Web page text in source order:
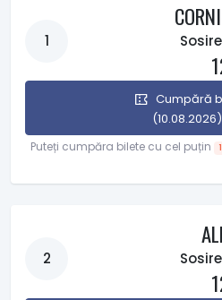
1
Cumpără
(10.08.2026)
Puteți cumpăra bilete cu cel puțin
2